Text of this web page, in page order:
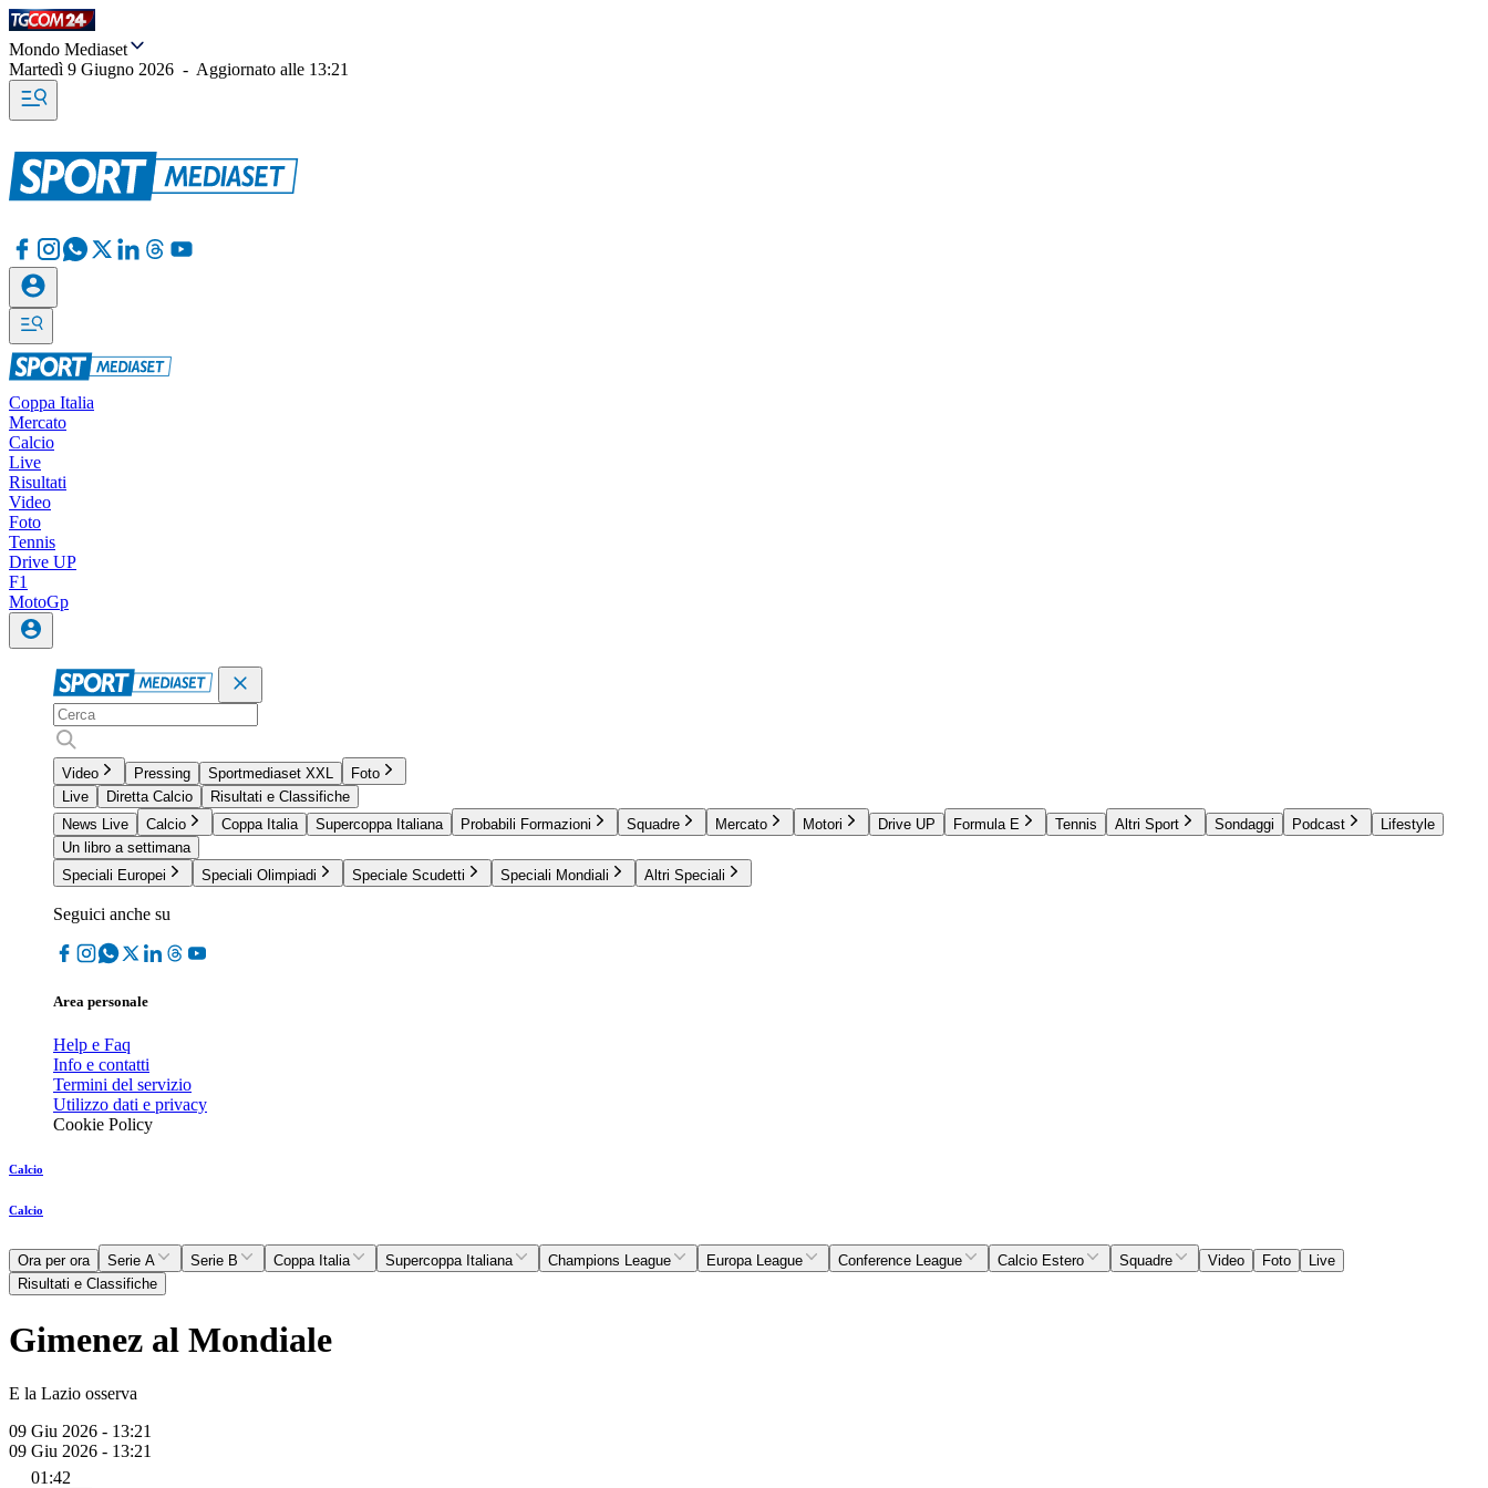
Mondo Mediaset
Martedì 9 Giugno 2026 - Aggiornato alle 13:21
Coppa Italia
Mercato
Calcio
Live
Risultati
Video
Foto
Tennis
Drive UP
F1
MotoGp
Video Pressing Sportmediaset XXL
Foto
Live
Diretta Calcio
Risultati e Classifiche
News Live
Calcio Coppa Italia Supercoppa Italiana Probabili Formazioni Squadre Mercato Motori Drive UP Formula E Tennis Altri Sport Sondaggi Podcast
Lifestyle
Un libro a settimana
Speciali Europei
Speciali Olimpiadi Speciale Scudetti Speciali Mondiali Altri Speciali
Seguici anche su
Area personale
Help e Faq
Info e contatti
Termini del servizio
Utilizzo dati e privacy
Cookie Policy
Calcio
Calcio
Ora per ora Serie A Serie B Coppa Italia Supercoppa Italiana Champions League Europa League Conference League Calcio Estero Squadre Video Foto
Live
Risultati e Classifiche
Gimenez al Mondiale
E la Lazio osserva
09 Giu 2026 - 13:21
09 Giu 2026 - 13:21
01:42